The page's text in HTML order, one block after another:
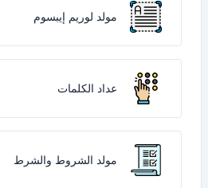
مولد لوريم إيبسوم
عداد الكلمات
مولد الشروط والشرط